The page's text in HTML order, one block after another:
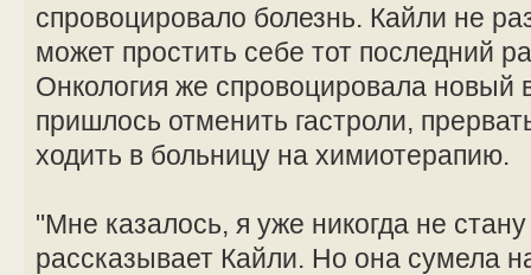
спровоцировало болезнь. Кайли не
может простить себе тот последний
Онкология же спровоцировала новый
пришлось отменить гастроли,
ходить в больницу на химиотерапию.
"Мне казалось, я уже никогда не
рассказывает Кайли. Но она сумела